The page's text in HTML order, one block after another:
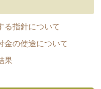
る指針について
金の使途について
果